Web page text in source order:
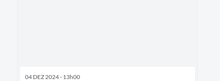
04 DEZ 2024 - 13h00